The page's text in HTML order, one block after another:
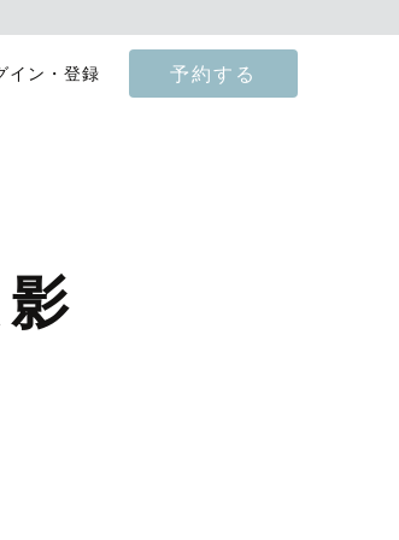
イン・登録 予約する